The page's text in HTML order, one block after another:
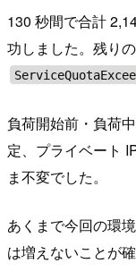
130 秒間で合計
功しました。残り
負荷開始前・負荷
定、プライベート
ま不変でした。
あくまで今回の環
は増えないことが